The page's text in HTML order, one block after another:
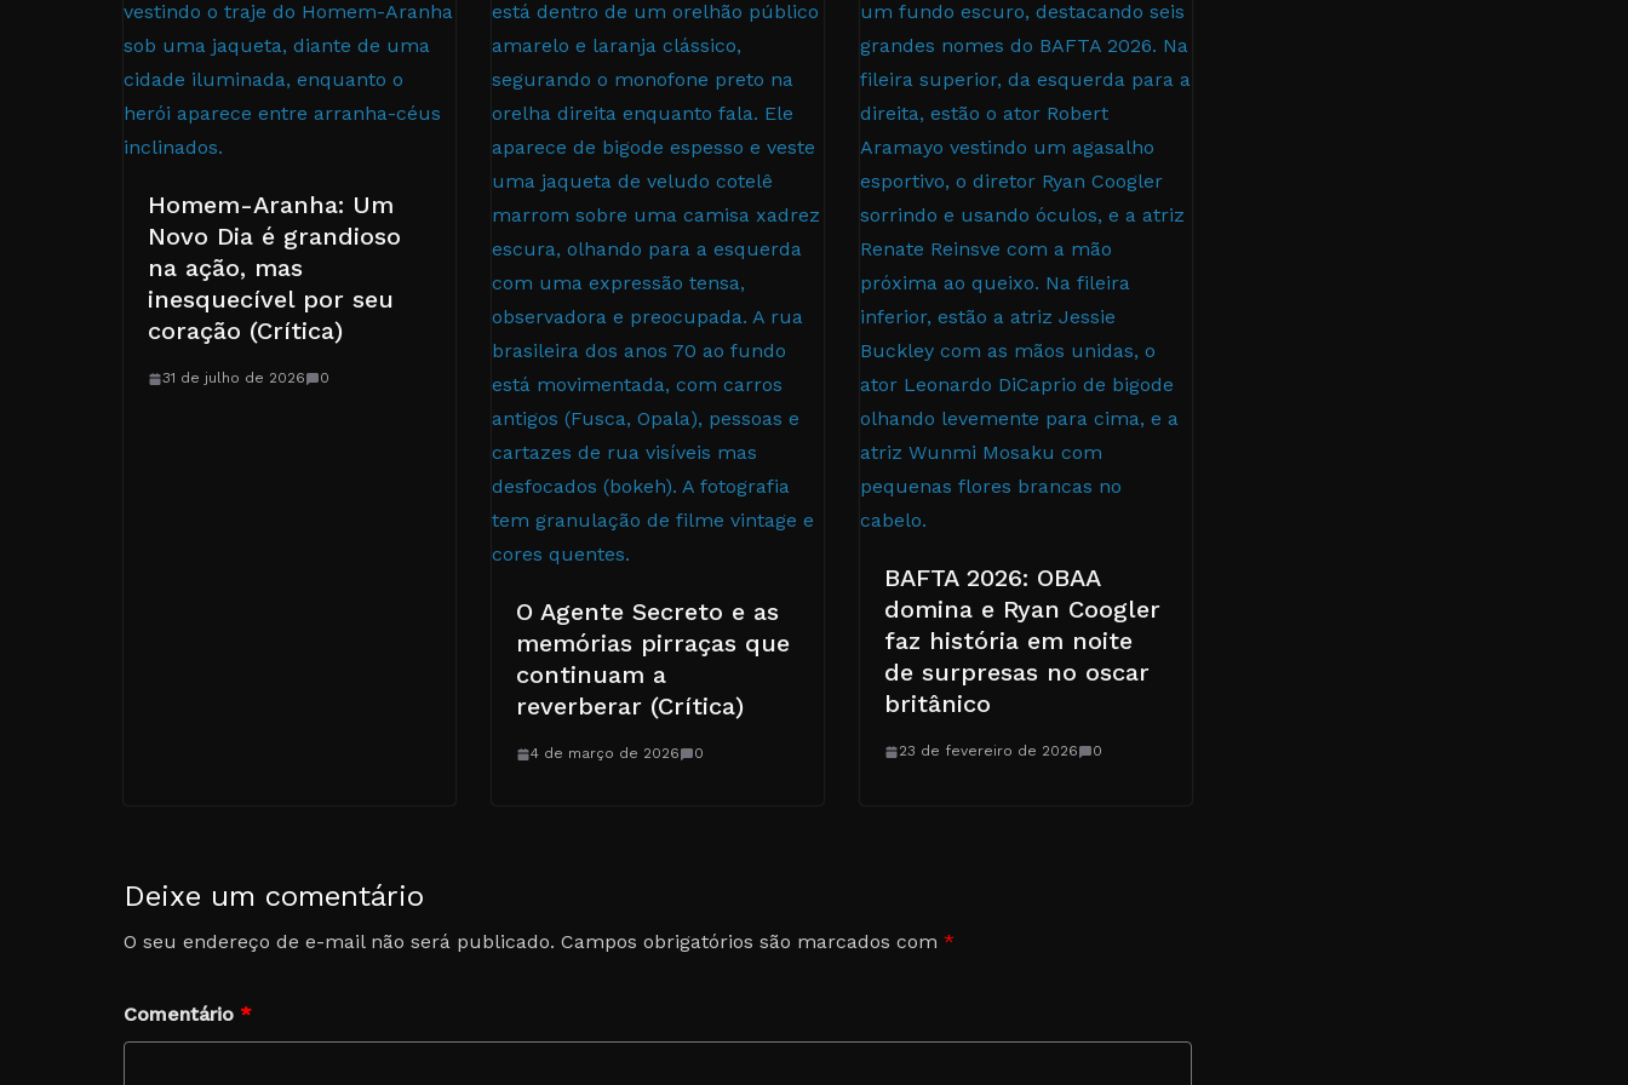
Homem-Aranha: Um
Novo Dia é grandioso
na ação, mas
inesquecível por seu
coração (Crítica)
31 de julho de 2026 0
O Agente Secreto e as
memórias pirraças que
continuam a
reverberar (Crítica)
4 de março de 2026 0
BAFTA 2026: OBAA
domina e Ryan Coogler
faz história em noite
de surpresas no oscar
britânico
23 de fevereiro de 2026 0
Deixe um comentário
O seu endereço de e-mail não será publicado. Campos obrigatórios são marcados com *
Comentário *